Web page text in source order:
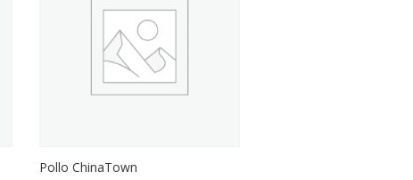
Pollo ChinaTown